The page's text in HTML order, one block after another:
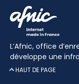
L’Afnic, office
développe une
HAUT DE PAGE